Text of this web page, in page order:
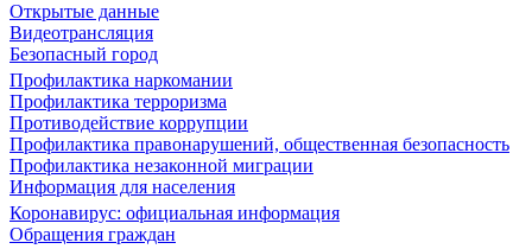
Открытые данные
Видеотрансляция
Безопасный город
Профилактика наркомании
Профилактика терроризма
Противодействие коррупции
Профилактика правонарушений, общественная безопасность
Профилактика незаконной миграции
Информация для населения
Коронавирус: официальная информация
Обращения граждан